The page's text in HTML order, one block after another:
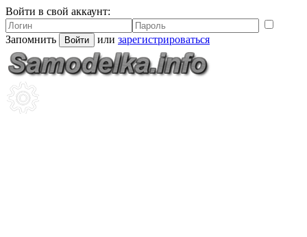
Войти в свой аккаунт:
Запомнить Войти или зарегистрироваться